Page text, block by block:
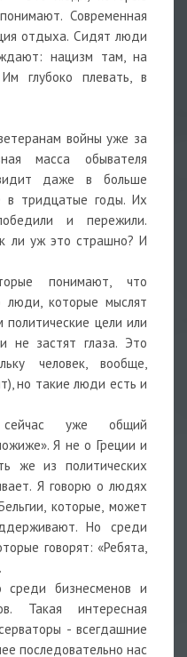
Современная
отдыха. Сидят люди
нацизм там, на
глубоко плевать, в
войны уже за
масса обывателя
даже в больше
в тридцатые годы. Их
и пережили.
ли уж это страшно? И
понимают, что
люди, которые мыслят
цели или
не застят глаза. Это
человек, вообще,
но такие люди есть и
уже общий
Я не о Греции и
же из политических
Я говорю о людях
которые, может
Но среди
говорят: «Ребята,
среди бизнесменов и
Такая интересная
- всегдашние
последовательно нас